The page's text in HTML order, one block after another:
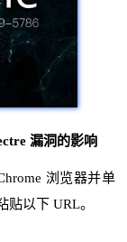
漏洞的影响
浏览器并单
以下 URL。